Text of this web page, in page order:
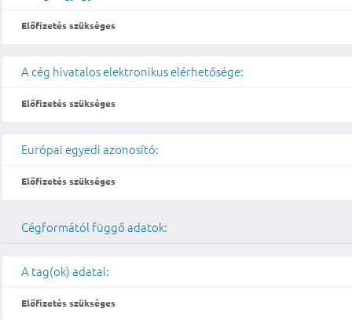
Előfizetés szükséges
A cég hivatalos elektronikus elérhetősége:
Előfizetés szükséges
Európai egyedi azonosító:
Előfizetés szükséges
Cégformától függő adatok:
A tag(ok) adatai:
Előfizetés szükséges